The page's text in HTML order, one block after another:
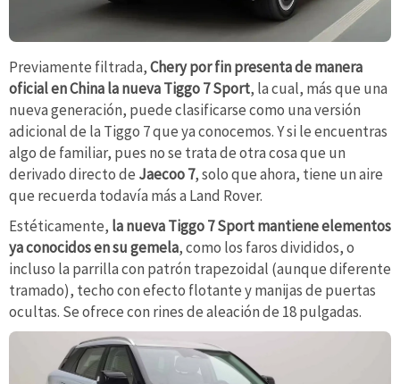
Previamente filtrada,Chery por fin presenta de manera
oficial en China la nueva Tiggo 7 Sport, la cual, más que una
nueva generación, puede clasificarse como una versión
adicional de la Tiggo 7 que ya conocemos. Y si le encuentras
algo de familiar, pues no se trata de otra cosa que un
derivado directo de Jaecoo 7, solo que ahora, tiene un aire
que recuerda todavía más a Land Rover.
Estéticamente, la nueva Tiggo 7 Sport mantiene elementos
ya conocidos en su gemela, como los faros divididos, o
incluso la parrilla con patrón trapezoidal (aunque diferente
tramado), techo con efecto flotante y manijas de puertas
ocultas. Se ofrece con rines de aleación de 18 pulgadas.